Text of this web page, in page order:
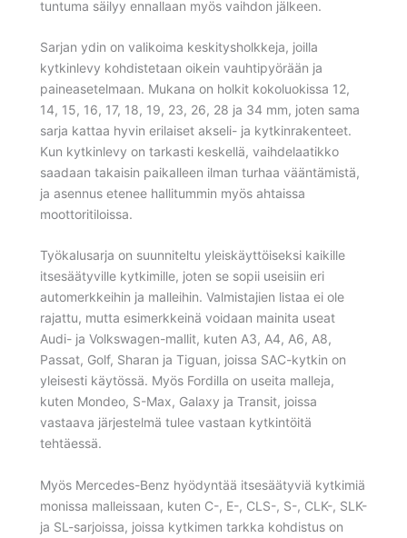
tuntuma säilyy ennallaan myös vaihdon jälkeen.
Sarjan ydin on valikoima keskitysholkkeja, joilla
kytkinlevy kohdistetaan oikein vauhtipyörään ja
paineasetelmaan. Mukana on holkit kokoluokissa 12,
14, 15, 16, 17, 18, 19, 23, 26, 28 ja 34 mm, joten sama
sarja kattaa hyvin erilaiset akseli- ja kytkinrakenteet.
Kun kytkinlevy on tarkasti keskellä, vaihdelaatikko
saadaan takaisin paikalleen ilman turhaa vääntämistä,
ja asennus etenee hallitummin myös ahtaissa
moottoritiloissa.
Työkalusarja on suunniteltu yleiskäyttöiseksi kaikille
itsesäätyville kytkimille, joten se sopii useisiin eri
automerkkeihin ja malleihin. Valmistajien listaa ei ole
rajattu, mutta esimerkkeinä voidaan mainita useat
Audi- ja Volkswagen-mallit, kuten A3, A4, A6, A8,
Passat, Golf, Sharan ja Tiguan, joissa SAC-kytkin on
yleisesti käytössä. Myös Fordilla on useita malleja,
kuten Mondeo, S-Max, Galaxy ja Transit, joissa
vastaava järjestelmä tulee vastaan kytkintöitä
tehtäessä.
Myös Mercedes-Benz hyödyntää itsesäätyviä kytkimiä
monissa malleissaan, kuten C-, E-, CLS-, S-, CLK-, SLK-
ja SL-sarjoissa, joissa kytkimen tarkka kohdistus on